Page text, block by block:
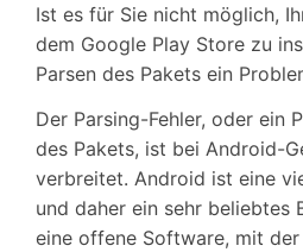
Ist es für Sie nicht möglich,
dem Google Play Store zu
Parsen des Pakets ein
Der Parsing-Fehler, oder ein
des Pakets, ist bei Android-
verbreitet. Android ist eine
und daher ein sehr beliebtes
eine offene Software, mit